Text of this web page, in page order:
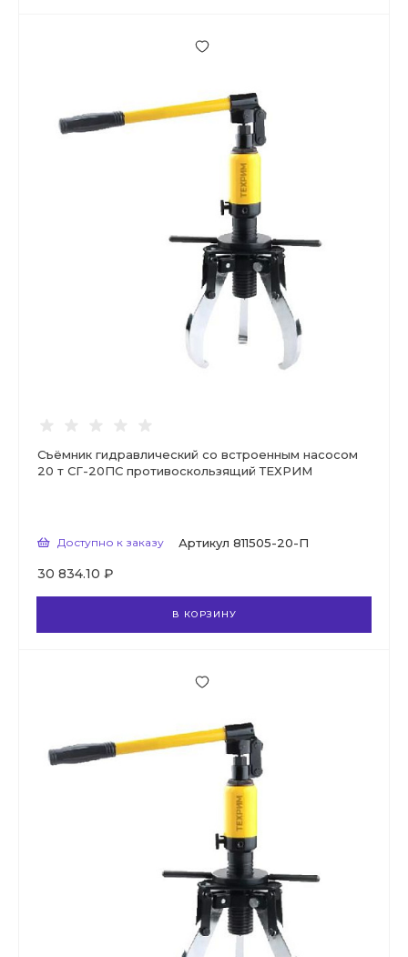
Съёмник гидравлический со встроенным насосом
20 т СГ-20ПС противоскользящий ТЕХРИМ
Доступно к заказу Артикул 811505-20-П
30 834.10 ₽
В КОРЗИНУ